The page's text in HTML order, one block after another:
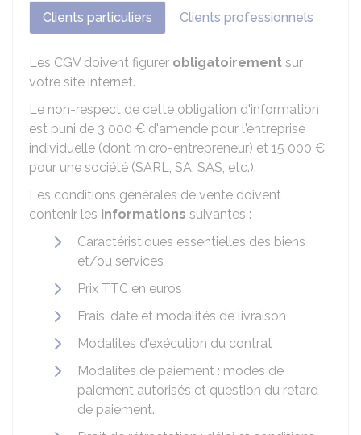
Clients particuliers Clients professionnels
Les CGV doivent figurer obligatoirement sur
votre site internet.
Le non-respect de cette obligation d'information
est puni de 3 000 € d'amende pour l'entreprise
individuelle (dont micro-entrepreneur) et 15 000 €
pour une société (SARL, SA, SAS, etc.).
Les conditions générales de vente doivent
contenir les informations suivantes :
Caractéristiques essentielles des biens
et/ou services
Prix TTC en euros
Frais, date et modalités de livraison
Modalités d'exécution du contrat
Modalités de paiement : modes de
paiement autorisés et question du retard
de paiement.